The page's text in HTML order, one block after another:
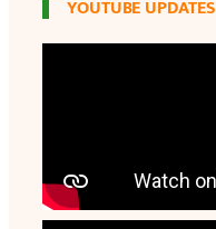
YOUTUBE UPDATES